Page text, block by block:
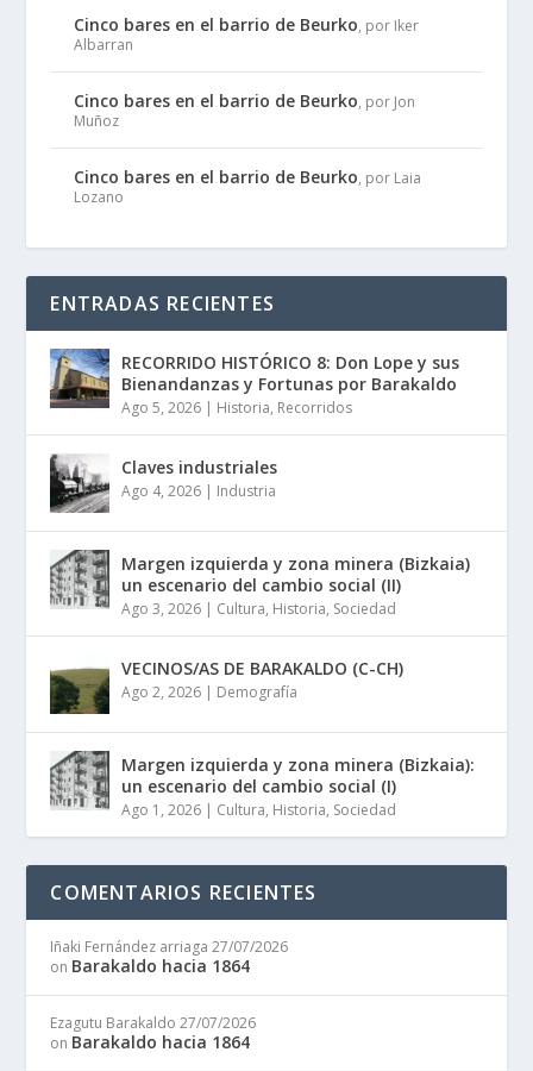
Cinco bares en el barrio de Beurko, por Iker
Albarran
Cinco bares en el barrio de Beurko, por Jon
Muñoz
Cinco bares en el barrio de Beurko, por Laia
Lozano
ENTRADAS RECIENTES
RECORRIDO HISTÓRICO 8: Don Lope y sus
Bienandanzas y Fortunas por Barakaldo
Ago 5, 2026 | Historia, Recorridos
Claves industriales
Ago 4, 2026 | Industria
Margen izquierda y zona minera (Bizkaia)
un escenario del cambio social (II)
Ago 3, 2026 | Cultura, Historia, Sociedad
VECINOS/AS DE BARAKALDO (C-CH)
Ago 2, 2026 | Demografía
Margen izquierda y zona minera (Bizkaia):
un escenario del cambio social (I)
Ago 1, 2026 | Cultura, Historia, Sociedad
COMENTARIOS RECIENTES
Iñaki Fernández arriaga 27/07/2026
on Barakaldo hacia 1864
Ezagutu Barakaldo 27/07/2026
on Barakaldo hacia 1864